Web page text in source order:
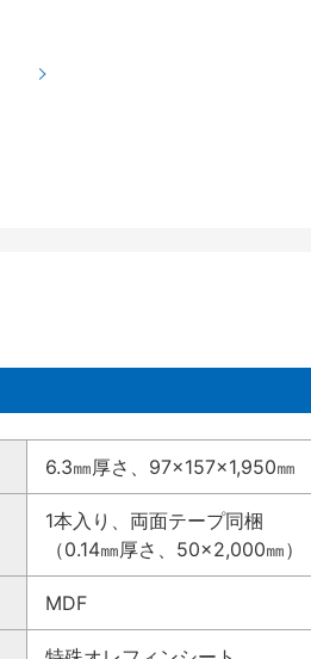
6.3㎜厚さ、97×157×1,950㎜
1本入り、両面テープ同梱
（0.14㎜厚さ、50×2,000㎜）
MDF